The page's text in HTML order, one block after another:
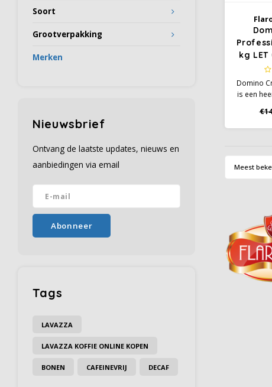
Soort
Grootverpakking
Merken
Nieuwsbrief
Ontvang de laatste updates, nieuws en
aanbiedingen via email
Abonneer
Tags
LAVAZZA
LAVAZZA KOFFIE ONLINE KOPEN
BONEN CAFEINEVRIJ DECAF
kg LET
Domino
is een
subtiele
Meest